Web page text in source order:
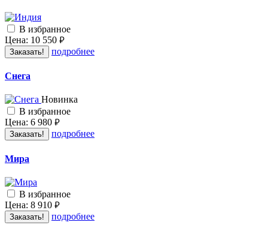
В избранное
Цена: 10 550 руб.
Заказать! подробнее
Снега
Новинка
В избранное
Цена: 6 980 руб.
Заказать! подробнее
Мира
В избранное
Цена: 8 910 руб.
Заказать! подробнее